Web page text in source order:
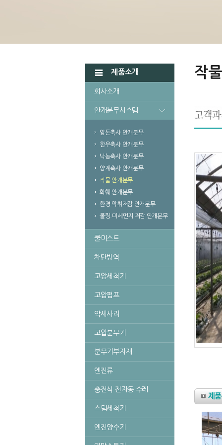
제품소개
회사소개
안개분무시스템
양돈축사 안개분무
한우축사 안개분무
낙농축사 안개분무
양계축사 안개분무
작물 안개분무
화훼 안개분무
환경 악취저감 안개분무
쿨링.미세먼지 저감 안개분무
쿨미스트
차단방역
고압세척기
고압펌프
악세사리
고압분무기
분무기부자재
엔진류
충전식 전자동 수레
스팀세척기
엔진양수기
작